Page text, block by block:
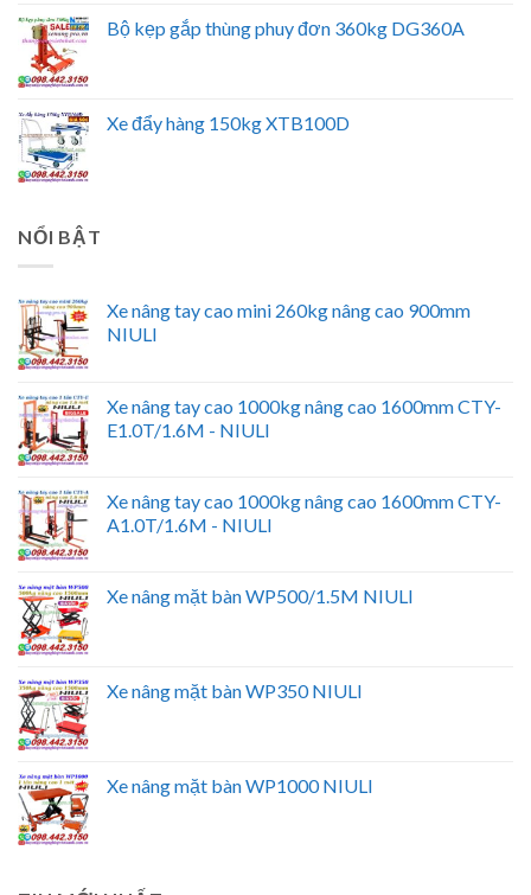
Bộ kẹp gắp thùng phuy đơn 360kg DG360A
Xe đẩy hàng 150kg XTB100D
NỔI BẬT
Xe nâng tay cao mini 260kg nâng cao 900mm
NIULI
Xe nâng tay cao 1000kg nâng cao 1600mm CTY-
E1.0T/1.6M - NIULI
Xe nâng tay cao 1000kg nâng cao 1600mm CTY-
A1.0T/1.6M - NIULI
Xe nâng mặt bàn WP500/1.5M NIULI
Xe nâng mặt bàn WP350 NIULI
Xe nâng mặt bàn WP1000 NIULI